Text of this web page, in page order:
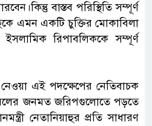
বাস্তব পরিস্থিতি সম্পূর্ণ
এমন একটি চুক্তির মোকাবিলা
রিপাবলিককে সম্পূর্ণ
নেওয়া এই পদক্ষেপের নেতিবাচক
জনমত জরিপগুলোতে পড়তে
নেতানিয়াহুর প্রতি সাধারণ